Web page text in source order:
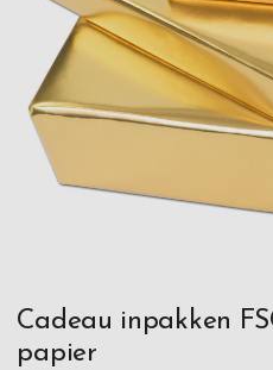
Cadeau inpakken
papier